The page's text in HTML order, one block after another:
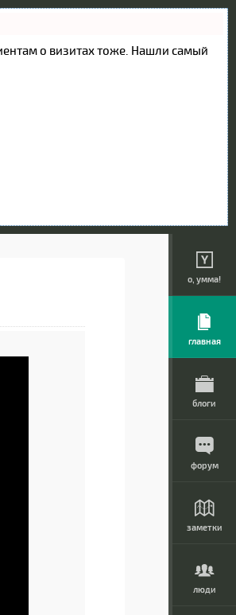
о визитах тоже. Нашли самый
о, умма!
главная
блоги
форум
заметки
люди